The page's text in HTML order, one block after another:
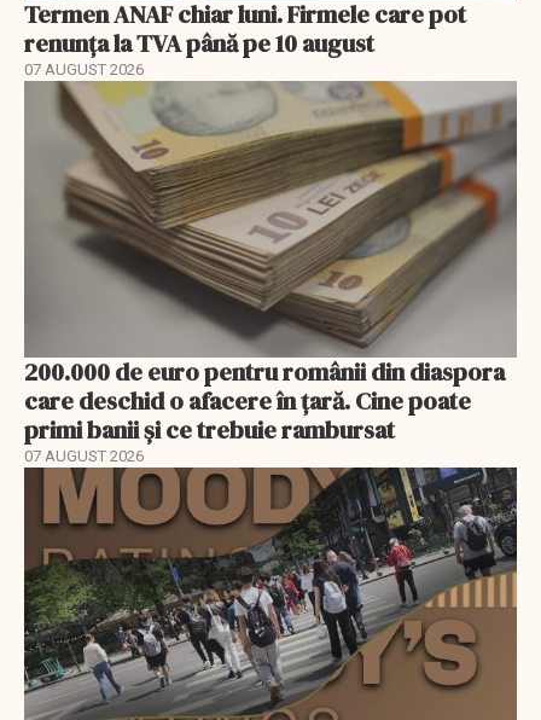
Termen ANAF chiar luni. Firmele care pot
renunța la TVA până pe 10 august
07 AUGUST 2026
200.000 de euro pentru românii din diaspora
care deschid o afacere în țară. Cine poate
primi banii și ce trebuie rambursat
07 AUGUST 2026